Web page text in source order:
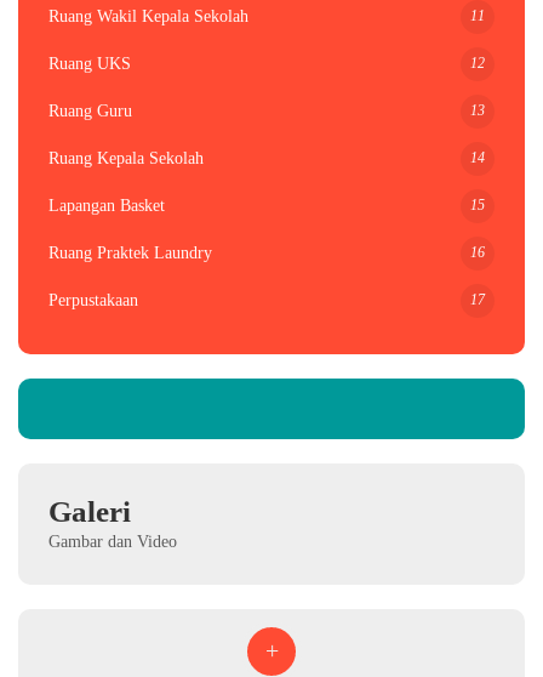
Ruang Wakil Kepala Sekolah 11
Ruang UKS 12
Ruang Guru 13
Ruang Kepala Sekolah 14
Lapangan Basket 15
Ruang Praktek Laundry 16
Perpustakaan 17
Galeri
Gambar dan Video
+